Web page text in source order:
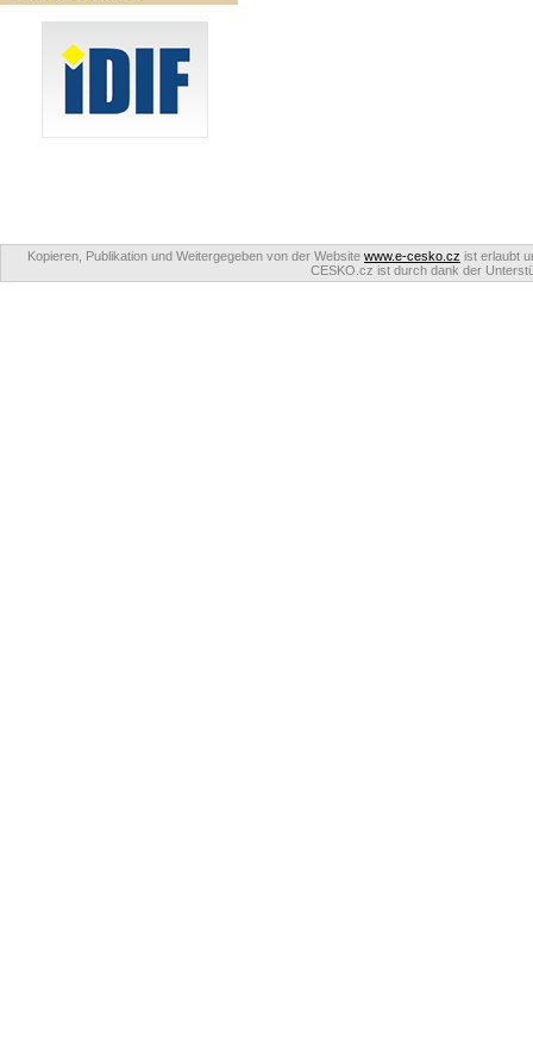
Kopieren, Publikation und Weitergegeben von der Website www.e-cesko.cz ist erlaubt
CESKO.cz ist durch dank der